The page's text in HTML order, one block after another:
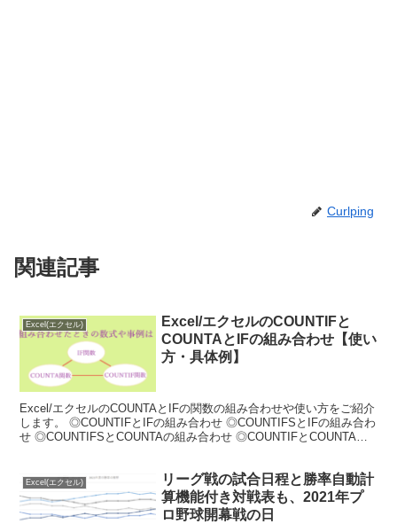
Curlping
関連記事
Excel(エクセル)
Excel/エクセルのCOUNTIFと
COUNTAとIFの組み合わせ【使い
方・具体例】
Excel/エクセルのCOUNTAとIFの関数の組み合わせや使い方をご紹介
します。 ◎COUNTIFとIFの組み合わせ ◎COUNTIFSとIFの組み合わ
せ ◎COUNTIFSとCOUNTAの組み合わせ ◎COUNTIFとCOUNTAの
Excel(エクセル)
リーグ戦の試合日程と勝率自動計
算機能付き対戦表も、2021年プ
ロ野球開幕戦の日